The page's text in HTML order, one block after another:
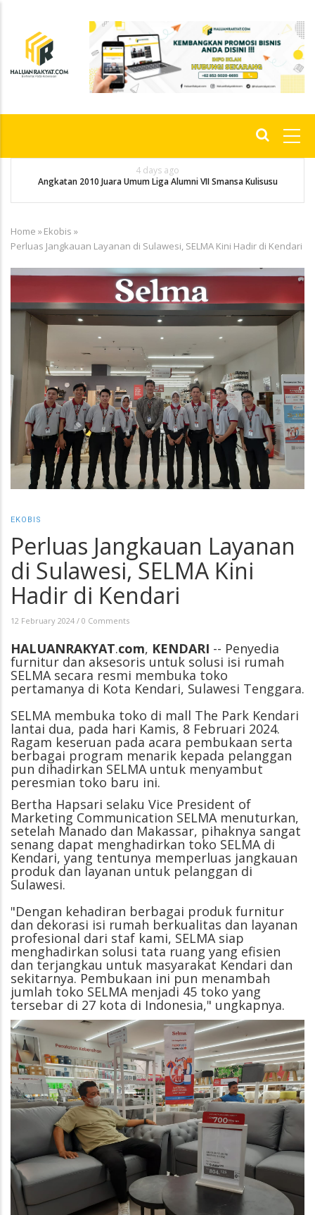
content
4 days ago
Angkatan 2010 Juara Umum Liga Alumni VII Smansa Kulisusu
Breadcrumb
Home »Ekobis »
Perluas Jangkauan Layanan di Sulawesi, SELMA Kini Hadir di Kendari
EKOBIS
Perluas Jangkauan Layanan
di Sulawesi, SELMA Kini
Hadir di Kendari
12 February 2024 / 0 Comments
HALUANRAKYAT.com, KENDARI -- Penyedia
furnitur dan aksesoris untuk solusi isi rumah
SELMA secara resmi membuka toko
pertamanya di Kota Kendari, Sulawesi Tenggara.
SELMA membuka toko di mall The Park Kendari
lantai dua, pada hari Kamis, 8 Februari 2024.
Ragam keseruan pada acara pembukaan serta
berbagai program menarik kepada pelanggan
pun dihadirkan SELMA untuk menyambut
peresmian toko baru ini.
Bertha Hapsari selaku Vice President of
Marketing Communication SELMA menuturkan,
setelah Manado dan Makassar, pihaknya sangat
senang dapat menghadirkan toko SELMA di
Kendari, yang tentunya memperluas jangkauan
produk dan layanan untuk pelanggan di
Sulawesi.
"Dengan kehadiran berbagai produk furnitur
dan dekorasi isi rumah berkualitas dan layanan
profesional dari staf kami, SELMA siap
menghadirkan solusi tata ruang yang efisien
dan terjangkau untuk masyarakat Kendari dan
sekitarnya. Pembukaan ini pun menambah
jumlah toko SELMA menjadi 45 toko yang
tersebar di 27 kota di Indonesia," ungkapnya.